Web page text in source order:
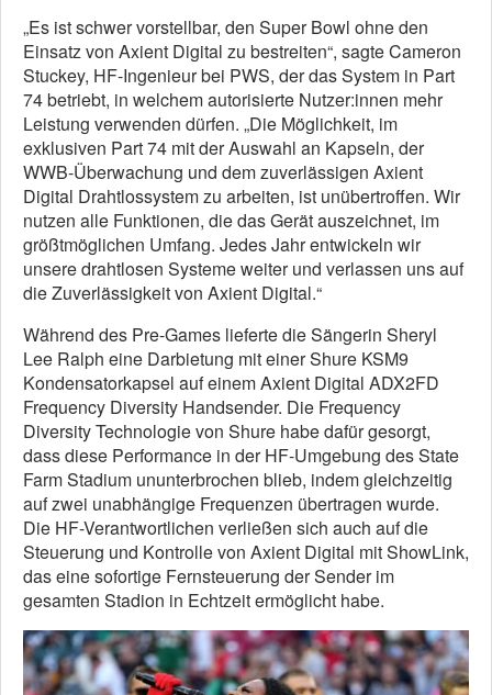
„Es ist schwer vorstellbar, den Super Bowl ohne den
Einsatz von Axient Digital zu bestreiten“, sagte Cameron
Stuckey, HF-Ingenieur bei PWS, der das System in Part
74 betriebt, in welchem autorisierte Nutzer:innen mehr
Leistung verwenden dürfen. „Die Möglichkeit, im
exklusiven Part 74 mit der Auswahl an Kapseln, der
WWB-Überwachung und dem zuverlässigen Axient
Digital Drahtlossystem zu arbeiten, ist unübertroffen. Wir
nutzen alle Funktionen, die das Gerät auszeichnet, im
größtmöglichen Umfang. Jedes Jahr entwickeln wir
unsere drahtlosen Systeme weiter und verlassen uns auf
die Zuverlässigkeit von Axient Digital.“
Während des Pre-Games lieferte die Sängerin Sheryl
Lee Ralph eine Darbietung mit einer Shure KSM9
Kondensatorkapsel auf einem Axient Digital ADX2FD
Frequency Diversity Handsender. Die Frequency
Diversity Technologie von Shure habe dafür gesorgt,
dass diese Performance in der HF-Umgebung des State
Farm Stadium ununterbrochen blieb, indem gleichzeitig
auf zwei unabhängige Frequenzen übertragen wurde.
Die HF-Verantwortlichen verließen sich auch auf die
Steuerung und Kontrolle von Axient Digital mit ShowLink,
das eine sofortige Fernsteuerung der Sender im
gesamten Stadion in Echtzeit ermöglicht habe.